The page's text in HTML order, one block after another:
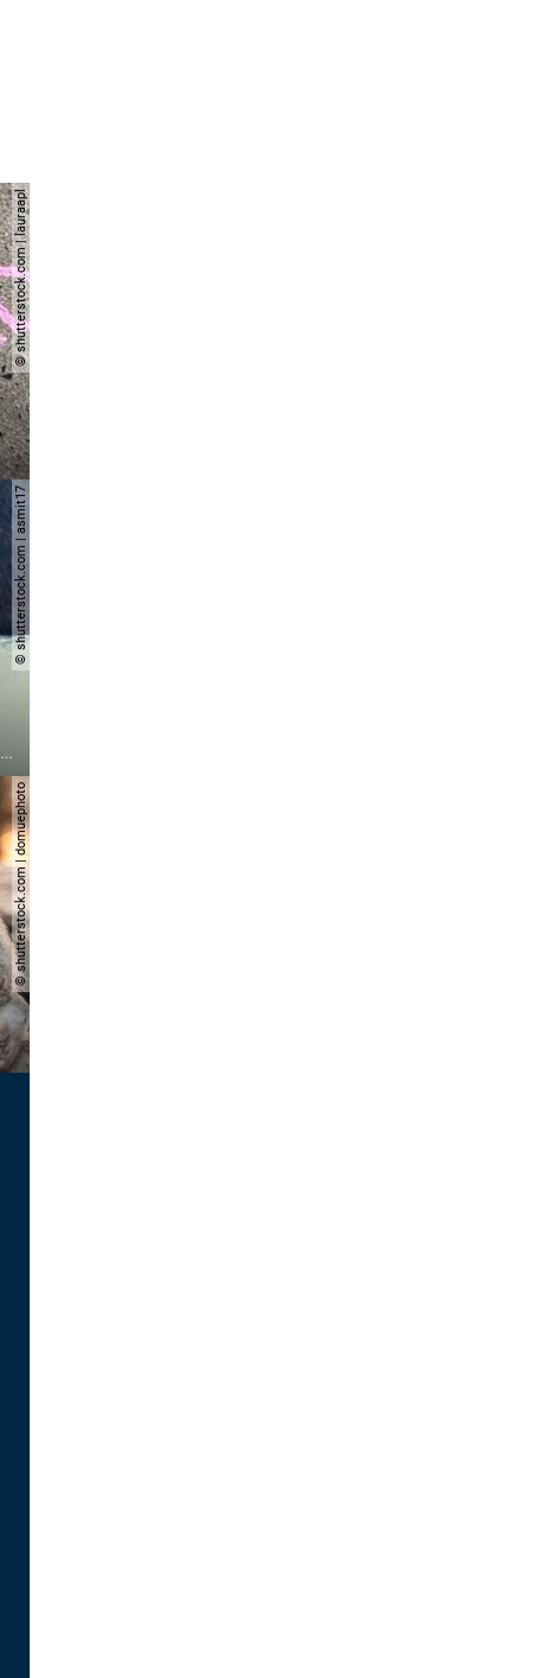
© shutterstock.com | lauraapl
© shutterstock.com | asmit17
nordkoreas sommerliche empfehlungen
© shutterstock.com | domuephoto